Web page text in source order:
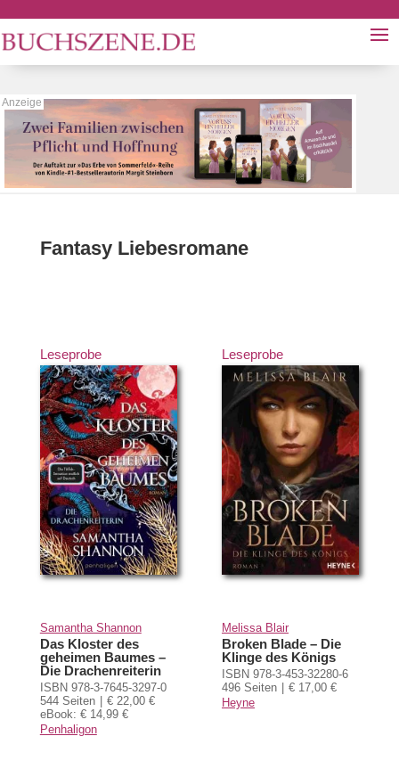
Fantasy Liebesromane
Leseprobe
Samantha Shannon
Das Kloster des
geheimen Baumes –
Die Drachenreiterin
ISBN 978-3-7645-3297-0
544 Seiten
€ 22,00 €
eBook: € 14,99 €
Penhaligon
Leseprobe
Melissa Blair
Broken Blade – Die
Klinge des Königs
ISBN 978-3-453-32280-6
496 Seiten
€ 17,00 €
Heyne